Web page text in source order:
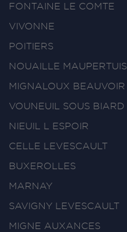
FONTAINE LE COMTE
VIVONNE
POITIERS
NOUAILLE MAUPERTUIS
MIGNALOUX BEAUVOIR
VOUNEUIL SOUS BIARD
NIEUIL L ESPOIR
CELLE LEVESCAULT
BUXEROLLES
MARNAY
SAVIGNY LEVESCAULT
MIGNE AUXANCES